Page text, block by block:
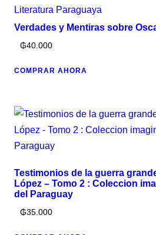
Literatura Paraguaya
Verdades y Mentiras sobre
₲40.000
COMPRAR AHORA
Testimonios de la guerra
López – Tomo 2 : Coleccion
del Paraguay
₲35.000